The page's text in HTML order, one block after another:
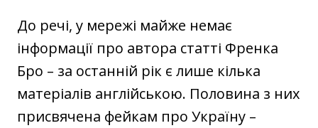
До речі, у мережі майже немає
інформації про автора статті Френка
Бро – за останній рік є лише кілька
матеріалів англійською. Половина з них
присвячена фейкам про Україну –